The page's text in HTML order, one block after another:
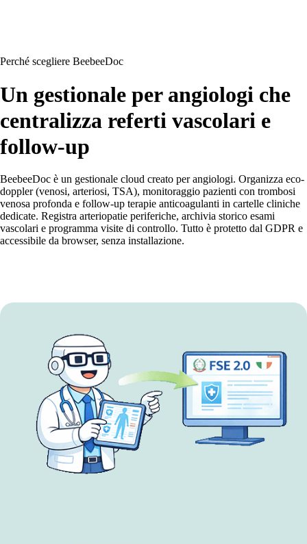
Perché scegliere BeebeeDoc
Un gestionale per angiologi che
centralizza referti vascolari e
follow-up
BeebeeDoc è un gestionale cloud creato per angiologi. Organizza eco-
doppler (venosi, arteriosi, TSA), monitoraggio pazienti con trombosi
venosa profonda e follow-up terapie anticoagulanti in cartelle cliniche
dedicate. Registra arteriopatie periferiche, archivia storico esami
vascolari e programma visite di controllo. Tutto è protetto dal GDPR e
accessibile da browser, senza installazione.